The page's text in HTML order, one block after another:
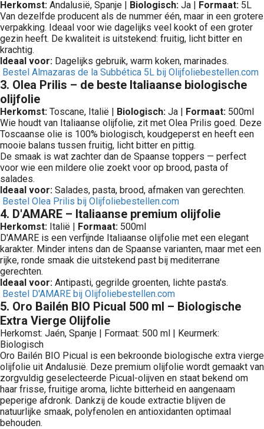
Herkomst: Andalusië, Spanje | Biologisch: Ja | Formaat: 5L
Van dezelfde producent als de nummer één, maar in een grotere
verpakking. Ideaal voor wie dagelijks veel kookt of een groter
gezin heeft. De kwaliteit is uitstekend: fruitig, licht bitter en
krachtig.
Ideaal voor: Dagelijks gebruik, warm koken, marinades.
Bestel Almazaras de la Subbética 5L bij Olijfoliebestellen.com
3. Olea Prilis – de beste Italiaanse biologische
olijfolie
Herkomst: Toscane, Italië | Biologisch: Ja | Formaat: 500ml
Wie houdt van Italiaanse olijfolie, zit met Olea Prilis goed. Deze
Toscaanse olie is 100% biologisch, koudgeperst en heeft een
mooie balans tussen fruitig, licht bitter en pittig.
De smaak is wat zachter dan de Spaanse toppers — perfect
voor wie een mildere olie zoekt voor op brood, pasta of
salades.
Ideaal voor: Salades, pasta, brood, afmaken van gerechten.
Bestel Olea Prilis bij Olijfoliebestellen.com
4. D'AMARE – Italiaanse premium olijfolie
Herkomst: Italië | Formaat: 500ml
D'AMARE is een verfijnde Italiaanse olijfolie met een elegant
karakter. Minder intens dan de Spaanse varianten, maar met een
rijke, ronde smaak die uitstekend past bij mediterrane
gerechten.
Ideaal voor: Antipasti, gegrilde groenten, lichte pasta's.
Bestel D'AMARE bij Olijfoliebestellen.com
5.⁠ ⁠Oro Bailén BIO Picual 500 ml – Biologische
Extra Vierge Olijfolie
Herkomst: Jaén, Spanje | Formaat: 500 ml | Keurmerk:
Biologisch
Oro Bailén BIO Picual is een bekroonde biologische extra vierge
olijfolie uit Andalusië. Deze premium olijfolie wordt gemaakt van
zorgvuldig geselecteerde Picual-olijven en staat bekend om
haar frisse, fruitige aroma, lichte bitterheid en aangenaam
peperige afdronk. Dankzij de koude extractie blijven de
natuurlijke smaak, polyfenolen en antioxidanten optimaal
behouden.